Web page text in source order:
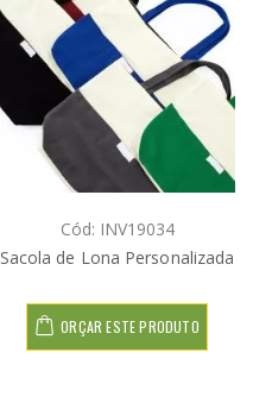
Cód: INV19034
Sacola de Lona Personalizada
ORÇAR ESTE PRODUTO